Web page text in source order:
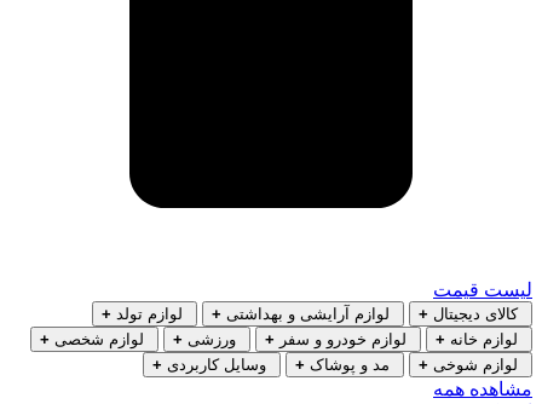
لیست قیمت
کالای دیجیتال + لوازم آرایشی و بهداشتی + لوازم تولد +
لوازم خانه + لوازم خودرو و سفر + ورزشی + لوازم شخصی +
لوازم شوخی + مد و پوشاک + وسایل کاربردی +
مشاهده همه